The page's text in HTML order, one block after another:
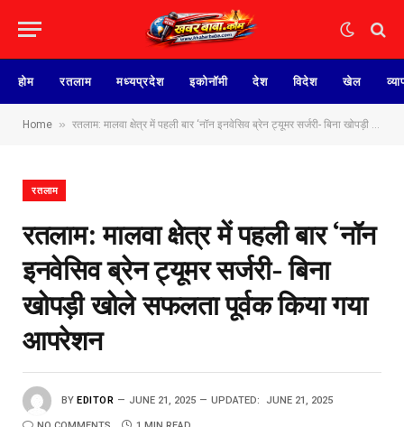
होम रतलाम मध्यप्रदेश इकोनॉमी देश विदेश खेल
Home » रतलाम: मालवा क्षेत्र में पहली बार ‘नॉन इनवेसिव ब्रेन ट्यूमर सर्जरी- बिना खोपड़ी खोले सफलता पूर्वक किया गया आपरेशन
रतलाम
रतलाम: मालवा क्षेत्र में पहली बार ‘नॉन
इनवेसिव ब्रेन ट्यूमर सर्जरी- बिना
खोपड़ी खोले सफलता पूर्वक किया गया
आपरेशन
BY EDITOR JUNE 21, 2025 UPDATED: JUNE 21, 2025